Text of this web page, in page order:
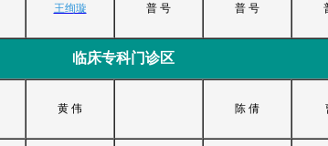
王绚璇 普 号 普 号
临床专科门诊区
黄 伟 陈 倩